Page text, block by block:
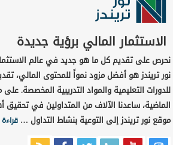
الاستثمار المالي برؤية جديدة
نحرص على تقديم كل ما هو جديد في عالم
نور تريندز هو أفضل مزود نمواً للمحتوى المالي،
للدورات التعليمية والمواد التدريبية المخصصة.
الماضية، ساعدنا الآلاف من المتداولين في
موقع نور تريندز إلى التوعية بنشاط التداول …